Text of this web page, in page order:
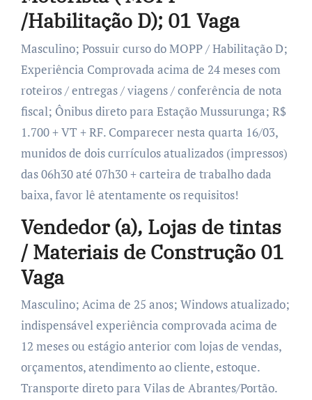
/Habilitação D); 01 Vaga
Masculino; Possuir curso do MOPP / Habilitação D;
Experiência Comprovada acima de 24 meses com
roteiros / entregas / viagens / conferência de nota
fiscal; Ônibus direto para Estação Mussurunga; R$
1.700 + VT + RF. Comparecer nesta quarta 16/03,
munidos de dois currículos atualizados (impressos)
das 06h30 até 07h30 + carteira de trabalho dada
baixa, favor lê atentamente os requisitos!
Vendedor (a), Lojas de tintas
/ Materiais de Construção 01
Vaga
Masculino; Acima de 25 anos; Windows atualizado;
indispensável experiência comprovada acima de
12 meses ou estágio anterior com lojas de vendas,
orçamentos, atendimento ao cliente, estoque.
Transporte direto para Vilas de Abrantes/Portão.